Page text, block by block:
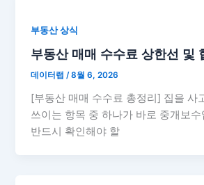
부동산 상식
부동산 매매 수수료 상한선 및
데이터랩/8월 6, 2026
[부동산 매매 수수료 총정리] 집을 사
쓰이는 항목 중 하나가 바로 중개보수
반드시 확인해야 할